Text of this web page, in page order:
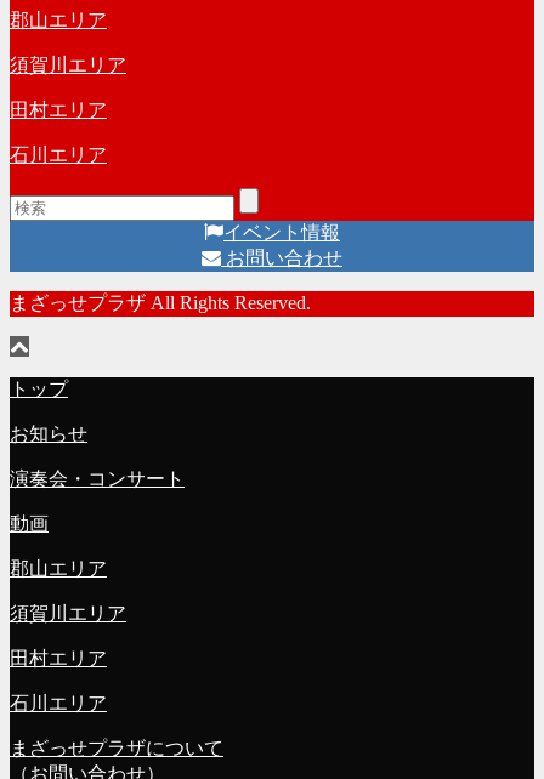
郡山エリア
須賀川エリア
田村エリア
石川エリア
イベント情報
お問い合わせ
まざっせプラザ All Rights Reserved.
トップ
お知らせ
演奏会・コンサート
動画
郡山エリア
須賀川エリア
田村エリア
石川エリア
まざっせプラザについて
（お問い合わせ）